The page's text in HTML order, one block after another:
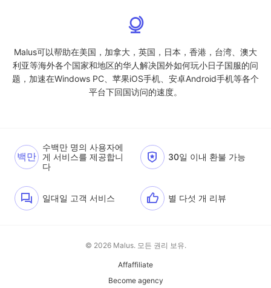
Malus可以帮助在美国，加拿大，英国，日本，香港，台湾、澳大
利亚等海外各个国家和地区的华人解决国外如何玩小日子国服的问
题，加速在Windows PC、苹果iOS手机、安卓Android手机等各个
平台下回国访问的速度。
백만
수백만 명의 사용자에
게 서비스를 제공합니
다
30일 이내 환불 가능
일대일 고객 서비스 별 다섯 개 리뷰
© 2026 Malus. 모든 권리 보유.
Affaffiliate
Become agency